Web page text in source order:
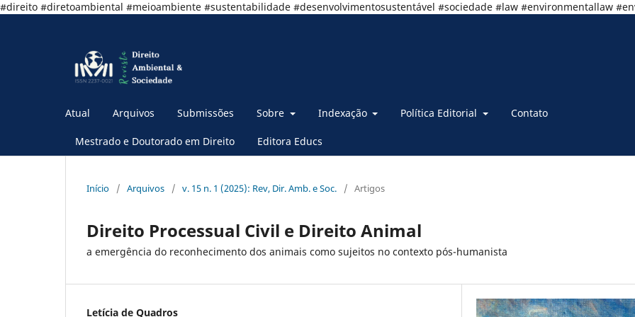
#direito #diretoambiental #meioambiente #sustentabilidade #desenvolvimentosustentável #sociedade #law #environmentallaw
Atual Arquivos Submissões Sobre Indexação Política Editorial Contato
Mestrado e Doutorado em Direito Editora Educs
Início / Arquivos / v. 15 n. 1 (2025): Rev, Dir. Amb. e Soc. / Artigos
Direito Processual Civil e Direito Animal
a emergência do reconhecimento dos animais como sujeitos no contexto pós-humanista
Letícia de Quadros